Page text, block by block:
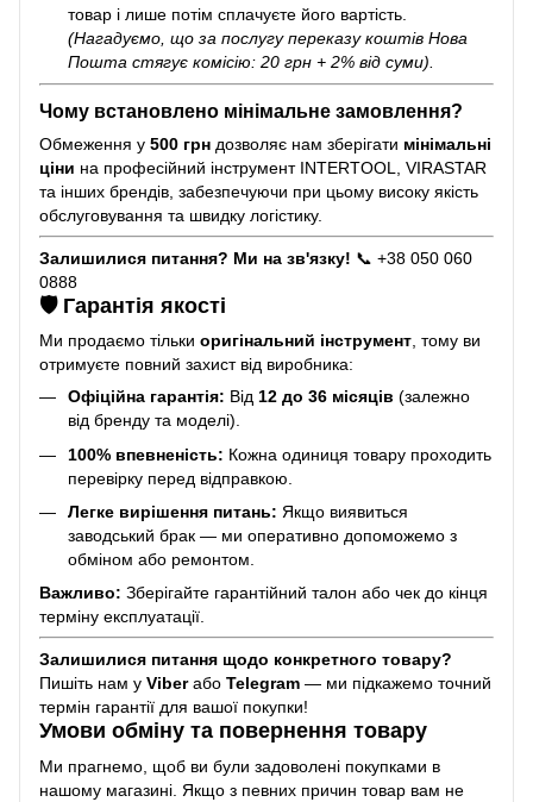
товар і лише потім сплачуєте його вартість.
(Нагадуємо, що за послугу переказу коштів Нова
Пошта стягує комісію: 20 грн + 2% від суми).
Чому встановлено мінімальне замовлення?
Обмеження у 500 грн дозволяє нам зберігати мінімальні
ціни на професійний інструмент INTERTOOL, VIRASTAR
та інших брендів, забезпечуючи при цьому високу якість
обслуговування та швидку логістику.
Залишилися питання? Ми на зв'язку! 📞 +38 050 060
0888
🛡️ Гарантія якості
Ми продаємо тільки оригінальний інструмент, тому ви
отримуєте повний захист від виробника:
Офіційна гарантія: Від 12 до 36 місяців (залежно
від бренду та моделі).
100% впевненість: Кожна одиниця товару проходить
перевірку перед відправкою.
Легке вирішення питань: Якщо виявиться
заводський брак — ми оперативно допоможемо з
обміном або ремонтом.
Важливо: Зберігайте гарантійний талон або чек до кінця
терміну експлуатації.
Залишилися питання щодо конкретного товару?
Пишіть нам у Viberабо Telegram — ми підкажемо точний
термін гарантії для вашої покупки!
Умови обміну та повернення товару
Ми прагнемо, щоб ви були задоволені покупками в
нашому магазині. Якщо з певних причин товар вам не